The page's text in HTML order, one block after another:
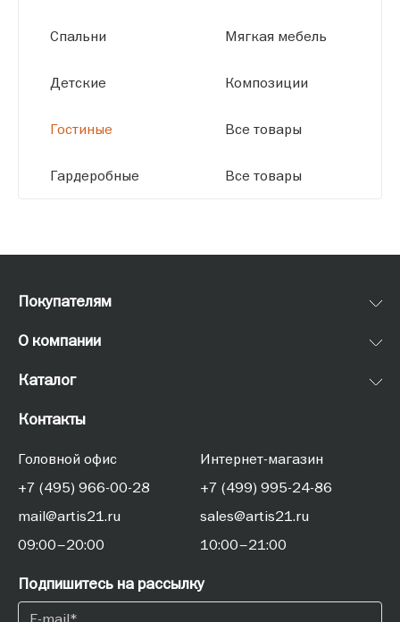
Спальни
Детские
Гостиные
Гардеробные
Мягкая мебель
Композиции
Все товары
Все товары
Покупателям
О компании
Каталог
Контакты
Головной офис
+7 (495) 966-00-28
mail@artis21.ru
09:00–20:00
Интернет-магазин
+7 (499) 995-24-86
sales@artis21.ru
10:00–21:00
Подпишитесь на рассылку